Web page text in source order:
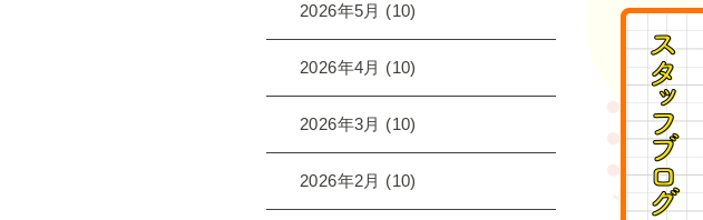
2026年5月 (10)
2026年4月 (10)
2026年3月 (10)
2026年2月 (10)